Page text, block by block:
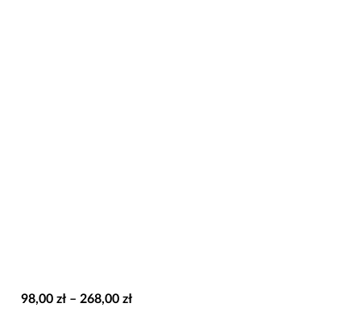
98,00 zł – 268,00 złZakres